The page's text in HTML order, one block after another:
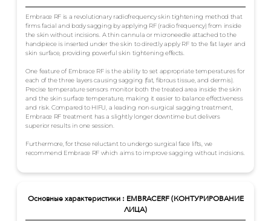
Embrace RF is a revolutionary radiofrequency skin tightening method that
firms facial and body sagging by applying RF (radio frequency) from inside
the skin without incisions. A thin cannula or microneedle attached to the
handpiece is inserted under the skin to directly apply RF to the fat layer and
skin surface, providing powerful skin tightening effects.
One feature of Embrace RF is the ability to set appropriate temperatures for
each of the three layers causing sagging (fat, fibrous tissue, and dermis).
Precise temperature sensors monitor both the treated area inside the skin
and the skin surface temperature, making it easier to balance effectiveness
and risk. Compared to HIFU, a leading non-surgical sagging treatment,
Embrace RF treatment has a slightly longer downtime but delivers
superior results in one session.
Furthermore, for those reluctant to undergo surgical face lifts, we
recommend Embrace RF which aims to improve sagging without incisions.
Основные характеристики : EMBRACERF (КОНТУРИРОВАНИЕ
ЛИЦА)